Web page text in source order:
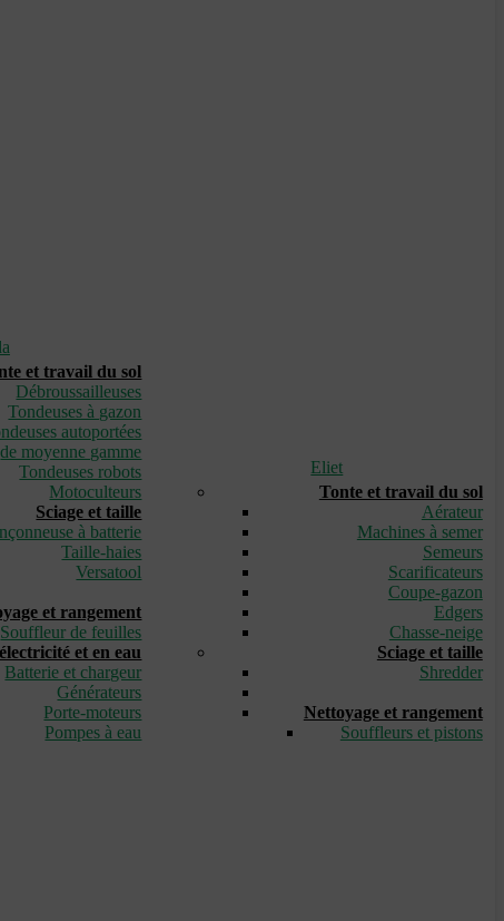
et travail du sol
Débroussailleuses
Tondeuses à gazon
autoportées
de moyenne gamme
Tondeuses robots
Motoculteurs
Sciage et taille
à batterie
Taille-haies
Versatool
et rangement
Souffleur de feuilles
et en eau
Batterie et chargeur
Générateurs
Porte-moteurs
Pompes à eau
Eliet
Tonte et travail du sol
Aérateur
Machines à semer
Semeurs
Scarificateurs
Coupe-gazon
Edgers
Chasse-neige
Sciage et taille
Shredder
Nettoyage et rangement
Souffleurs et pistons